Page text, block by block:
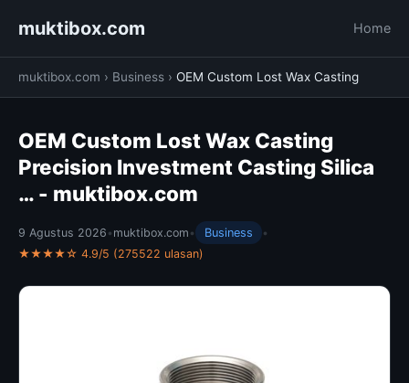
muktibox.com Home
muktibox.com › Business › OEM Custom Lost Wax Casting
OEM Custom Lost Wax Casting
Precision Investment Casting Silica
… - muktibox.com
9 Agustus 2026 • muktibox.com • Business
•
★★★★☆ 4.9/5 (275522 ulasan)